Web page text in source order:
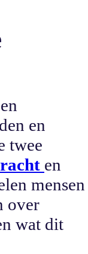
en
twee
en
mensen
over
wat dit